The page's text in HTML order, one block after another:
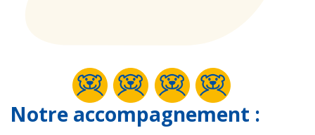
Notre accompagnement :